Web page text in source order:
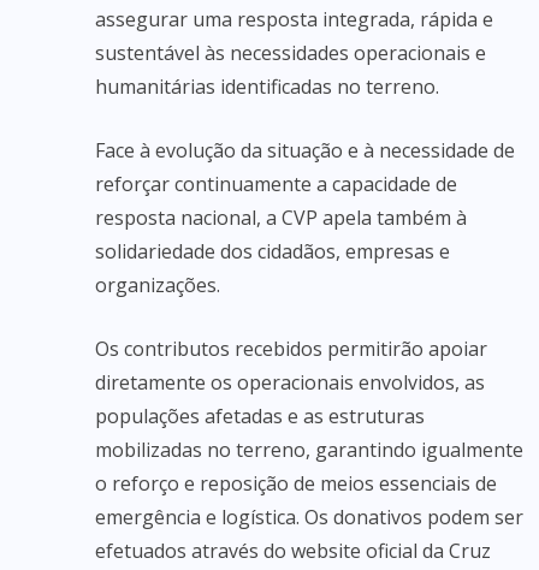
assegurar uma resposta integrada, rápida e
sustentável às necessidades operacionais e
humanitárias identificadas no terreno.
Face à evolução da situação e à necessidade de
reforçar continuamente a capacidade de
resposta nacional, a CVP apela também à
solidariedade dos cidadãos, empresas e
organizações.
Os contributos recebidos permitirão apoiar
diretamente os operacionais envolvidos, as
populações afetadas e as estruturas
mobilizadas no terreno, garantindo igualmente
o reforço e reposição de meios essenciais de
emergência e logística. Os donativos podem ser
efetuados através do website oficial da Cruz